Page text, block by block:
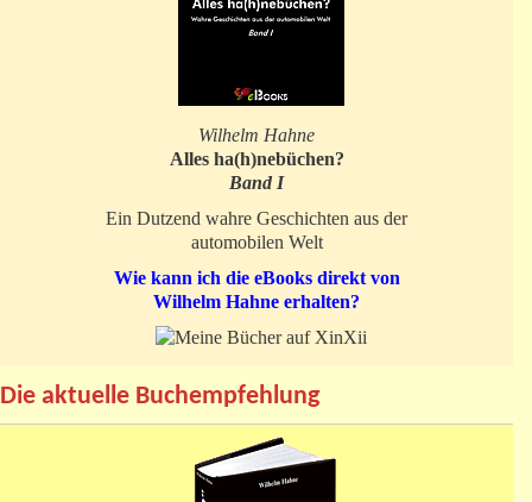
Wilhelm Hahne
Alles ha(h)nebüchen?
Band I
Ein Dutzend wahre Geschichten aus der
automobilen Welt
Wie kann ich die eBooks direkt von
Wilhelm Hahne erhalten?
Die aktuelle Buchempfehlung